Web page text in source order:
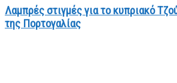
Λαμπρές στιγμές για το κυπριακό
της Πορτογαλίας